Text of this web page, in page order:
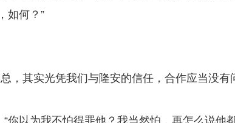
如何？”
，其实光凭我们与隆安的信任，合作应当没有
你以为我不怕得罪他？我当然怕，再怎么说他